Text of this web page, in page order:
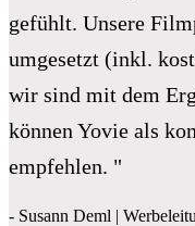
gefühlt. Unsere
umgesetzt (inkl.
wir sind mit dem
können Yovie als
empfehlen. "
- Susann Deml |